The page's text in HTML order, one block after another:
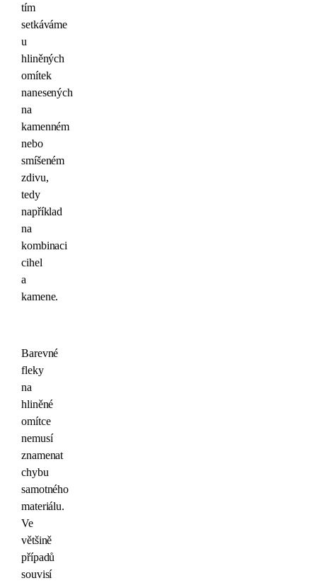
tím
setkáváme
u
hliněných
omítek
nanesených
na
kamenném
nebo
smíšeném
zdivu,
tedy
například
na
kombinaci
cihel
a
kamene.
Barevné
fleky
na
hliněné
omítce
nemusí
znamenat
chybu
samotného
materiálu.
Ve
většině
případů
souvisí